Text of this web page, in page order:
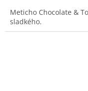
Meticho Chocolate &
sladkého.